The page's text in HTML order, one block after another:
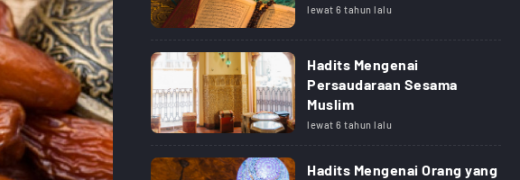
lewat 6 tahun lalu
Hadits Mengenai
Persaudaraan Sesama
Muslim
lewat 6 tahun lalu
Hadits Mengenai Orang yang